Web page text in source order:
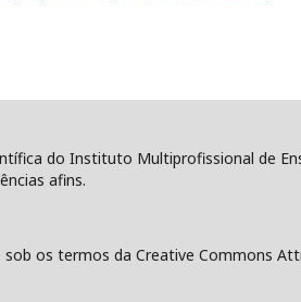
do Instituto Multiprofissional de
afins.
os termos da Creative Commons